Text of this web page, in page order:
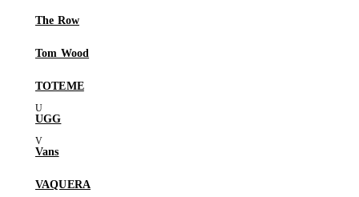
The Row
Tom Wood
TOTEME
UGG
Vans
VAQUERA